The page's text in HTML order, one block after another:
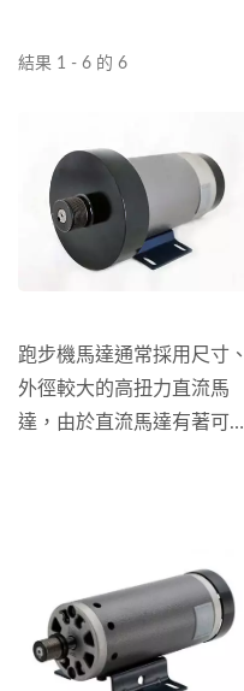
結果 1 - 6 的 6
跑步機馬達通常採用尺寸、
外徑較大的高扭力直流馬
達，由於直流馬達有著可靠
般狀況下馬達的馬力越大表
示跑步機的穩定性也就越
高。